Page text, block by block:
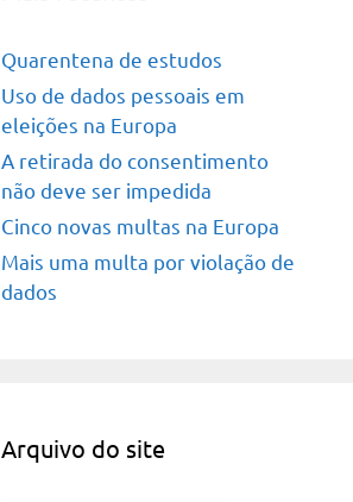
Quarentena de estudos
Uso de dados pessoais em
eleições na Europa
A retirada do consentimento
não deve ser impedida
Cinco novas multas na Europa
Mais uma multa por violação de
dados
Arquivo do site